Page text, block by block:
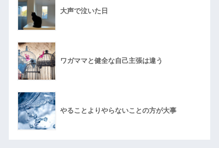
大声で泣いた日
ワガママと健全な自己主張は違う
やることよりやらないことの方が大事